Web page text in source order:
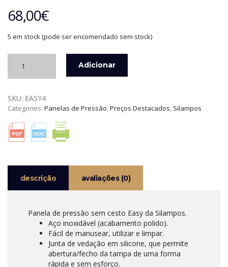
68,00€
5 em stock (pode ser encomendado sem stock)
PANELA
PRESSÃO
SEM
EASY
SILAMPOS
Adicionar
SKU: EASY4
Categories: Panelas de Pressão,Preços Destacados, Silampos
descrição avaliações (0)
Panela de pressão sem cesto Easy da Silampos.
Aço inoxidável (acabamento polido).
Fácil de manusear, utilizar e limpar.
Junta de vedação em silicone, que permite
abertura/fecho da tampa de uma forma
rápida e sem esforço.